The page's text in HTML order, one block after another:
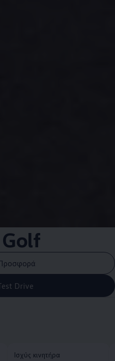
Drive
Ισχύς κινητήρα